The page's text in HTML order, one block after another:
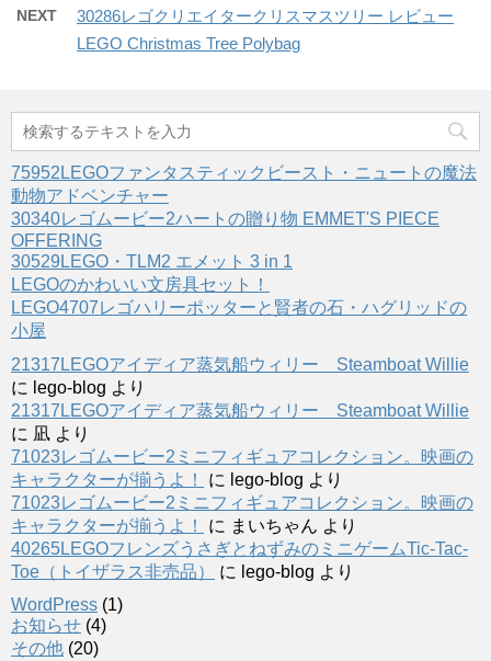
NEXT
30286レゴクリエイタークリスマスツリー レビュー
LEGO Christmas Tree Polybag
75952LEGOファンタスティックビースト・ニュートの魔法
動物アドベンチャー
30340レゴムービー2ハートの贈り物 EMMET'S PIECE
OFFERING
30529LEGO・TLM2 エメット 3 in 1
LEGOのかわいい文房具セット！
LEGO4707レゴハリーポッターと賢者の石・ハグリッドの
小屋
21317LEGOアイディア蒸気船ウィリー Steamboat Willie
に lego-blog より
21317LEGOアイディア蒸気船ウィリー Steamboat Willie
に 凪 より
71023レゴムービー2ミニフィギュアコレクション。映画の
キャラクターが揃うよ！
に lego-blog より
71023レゴムービー2ミニフィギュアコレクション。映画の
キャラクターが揃うよ！
に まいちゃん より
40265LEGOフレンズうさぎとねずみのミニゲームTic-Tac-
Toe（トイザラス非売品）
に lego-blog より
WordPress (1)
お知らせ (4)
その他 (20)